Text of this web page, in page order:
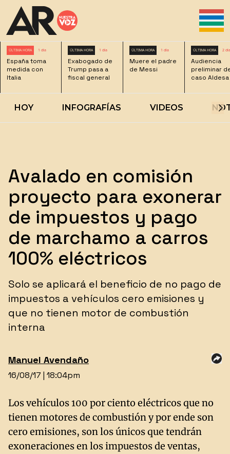
ÚLTIMA HORA 1 día
España toma
medida con
Italia
ÚLTIMA HORA 1 día
Exabogado de
Trump pasa a
fiscal general
ÚLTIMA HORA 1 día
Muere el padre
de Messi
ÚLTIMA HORA 2
Audiencia
preliminar
caso Aldesa
HOY INFOGRAFÍAS VIDEOS
Avalado en comisión
proyecto para exonerar
de impuestos y pago
de marchamo a carros
100% eléctricos
​Solo se aplicará el beneficio de no pago de
impuestos a vehículos cero emisiones y
que no tienen motor de combustión
interna
Manuel Avendaño
16/08/17 | 18:04pm
Los vehículos 100 por ciento eléctricos que no
tienen motores de combustión y por ende son
cero emisiones, son los únicos que tendrán
exoneraciones en los impuestos de ventas,